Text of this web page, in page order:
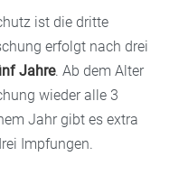
ist die dritte
erfolgt nach drei
Jahre. Ab dem Alter
wieder alle 3
Jahr gibt es extra
Impfungen.